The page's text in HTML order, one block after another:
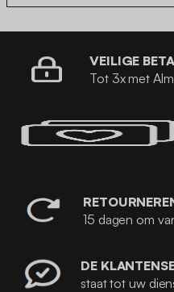
VEILIGE
Tot 3x met
15 dagen om
DE
staat tot uw